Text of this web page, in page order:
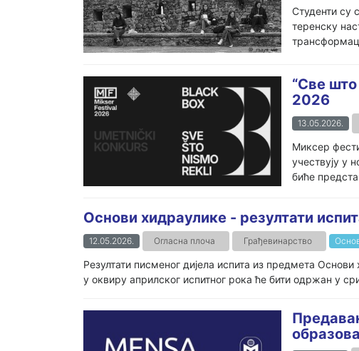
Студенти су
теренску
“Све
2026
13.05.2026.
Миксер
учествују у
биће
Основи хидраулике - резултати
12.05.2026. Огласна плоча Грађевинарство
Резултати писменог дијела испита из предмета
у оквиру априлског испитног рока ће бити одржан у